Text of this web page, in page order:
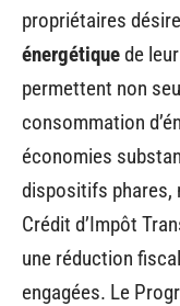
propriétaires
énergétiquede
permettent non
consommation
économies
dispositifs phares,
Crédit d’Impôt
une réduction
engagées. Le